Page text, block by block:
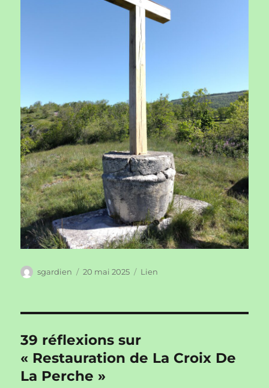
Auteur
sgardien
Publié
20 mai 2025 Format
Lien
39 réflexions sur
« Restauration de La Croix De
La Perche »